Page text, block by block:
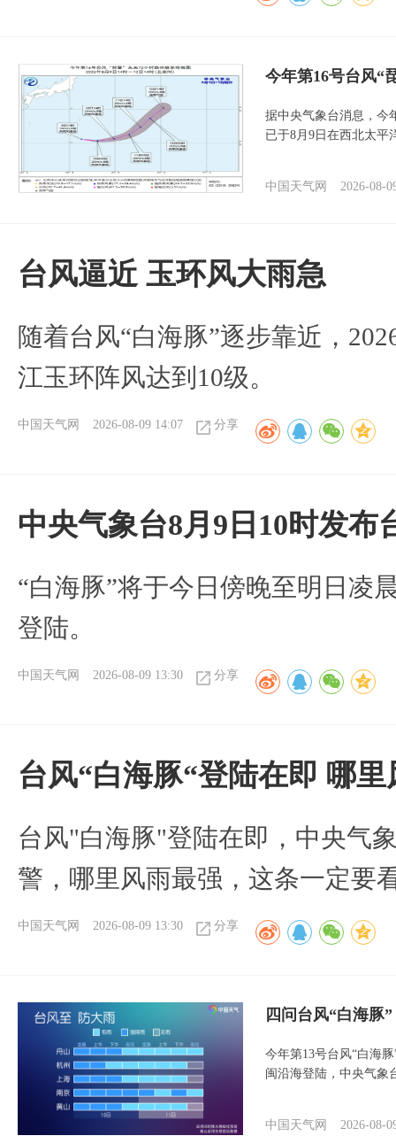
今年第16号台风“
据中央气象台消息，今
已于8月9日在西北太平
中国天气网 2026-08-
台风逼近 玉环风大雨急
随着台风“白海豚”逐步靠近，
江玉环阵风达到10级。
中国天气网 2026-08-09 14:07 分享
中央气象台8月9日10时发布
“白海豚”将于今日傍晚至明日凌
登陆。
中国天气网 2026-08-09 13:30 分享
台风“白海豚“登陆在即 哪
台风"白海豚"登陆在即，中央气
警，哪里风雨最强，这条一定要
中国天气网 2026-08-09 13:30 分享
四问台风“白海豚
今年第13号台风“白海
闽沿海登陆，中央气象
中国天气网 2026-08-